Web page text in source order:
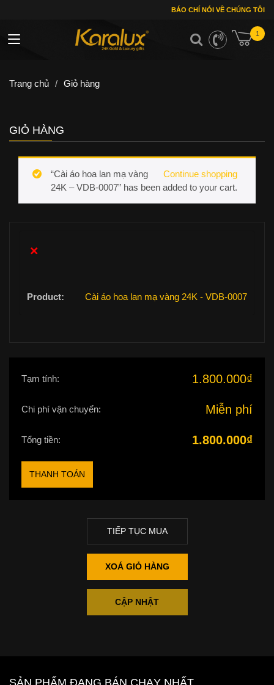
BÁO CHÍ NÓI VỀ CHÚNG TÔI
1
Toggle navigation
Trang chủ / Giỏ hàng
GIỎ HÀNG
Continue shopping
“Cài áo hoa lan mạ vàng
24K – VDB-0007” has been added to your cart.
×
Cài áo hoa lan mạ vàng 24K - VDB-0007
Tạm tính: 1.800.000₫
Chi phí vận chuyển: Miễn phí
Tổng tiền: 1.800.000₫
THANH TOÁN
TIẾP TỤC MUA
XOÁ GIỎ HÀNG
CẬP NHẬT